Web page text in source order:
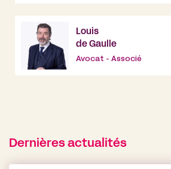
Louis
de Gaulle
Avocat - Associé
Dernières actualités